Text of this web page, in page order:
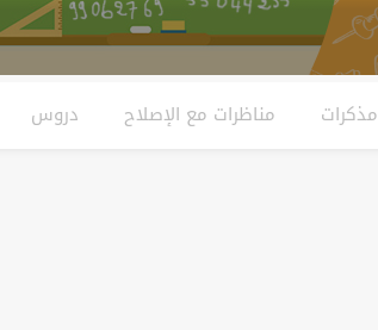
مذكرات مناظرات مع الإصلاح
دروس